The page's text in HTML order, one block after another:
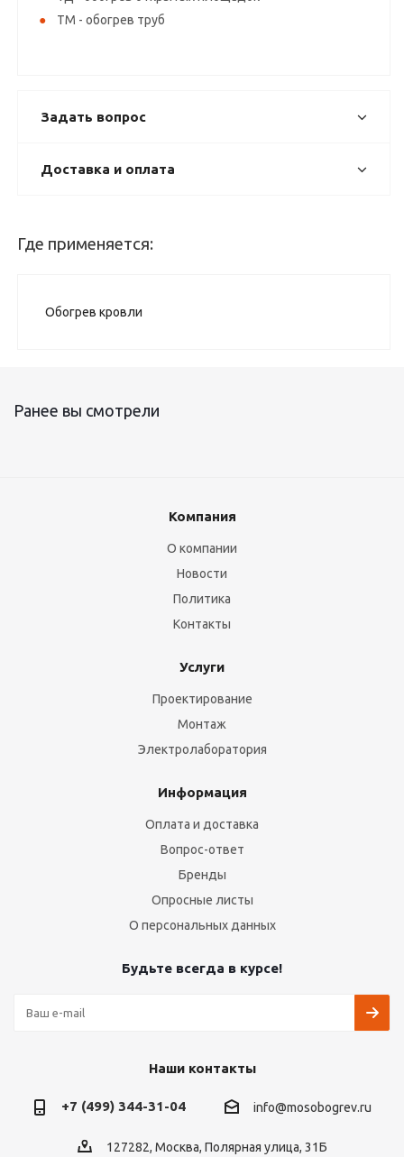
ТМ - обогрев труб
Задать вопрос
Доставка и оплата
Где применяется:
Обогрев кровли
Ранее вы смотрели
Компания
О компании
Новости
Политика
Контакты
Услуги
Проектирование
Монтаж
Электролаборатория
Информация
Оплата и доставка
Вопрос-ответ
Бренды
Опросные листы
О персональных данных
Будьте всегда в курсе!
Наши контакты
+7 (499) 344-31-04 info@mosobogrev.ru
127282, Москва, Полярная улица, 31Б